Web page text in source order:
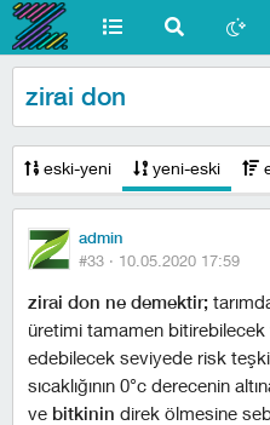
zirai don
eski-yeni yeni-eski
admin
#33 · 10.05.2020 17:59
zirai don ne demektir;
üretimi tamamen
edebilecek seviyede risk
sıcaklığının 0°c derecenin
ve bitkinin direk ölmesine